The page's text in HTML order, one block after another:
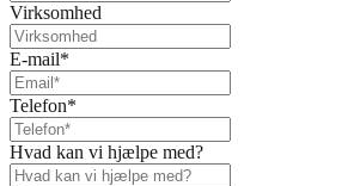
Virksomhed
E-mail*
Telefon*
Hvad kan vi hjælpe med?